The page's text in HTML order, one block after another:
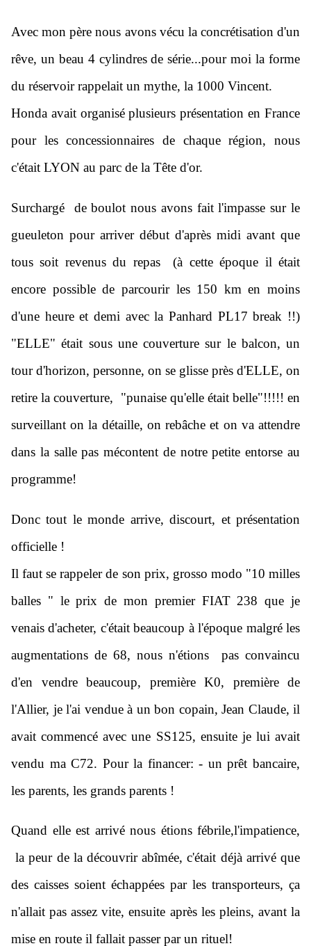
Avec mon père nous avons vécu la concrétisation d'un
rêve, un beau 4 cylindres de série...pour moi la forme
du réservoir rappelait un mythe, la 1000 Vincent.
Honda avait organisé plusieurs présentation en France
pour les concessionnaires de chaque région, nous
c'était LYON au parc de la Tête d'or.
Surchargé de boulot nous avons fait l'impasse sur le
gueuleton pour arriver début d'après midi avant que
tous soit revenus du repas (à cette époque il était
encore possible de parcourir les 150 km en moins
d'une heure et demi avec la Panhard PL17 break !!)
"ELLE" était sous une couverture sur le balcon, un
tour d'horizon, personne, on se glisse près d'ELLE, on
retire la couverture, "punaise qu'elle était belle"!!!!! en
surveillant on la détaille, on rebâche et on va attendre
dans la salle pas mécontent de notre petite entorse au
programme!
Donc tout le monde arrive, discourt, et présentation
officielle !
Il faut se rappeler de son prix, grosso modo "10 milles
balles " le prix de mon premier FIAT 238 que je
venais d'acheter, c'était beaucoup à l'époque malgré les
augmentations de 68, nous n'étions pas convaincu
d'en vendre beaucoup, première K0, première de
l'Allier, je l'ai vendue à un bon copain, Jean Claude, il
avait commencé avec une SS125, ensuite je lui avait
vendu ma C72. Pour la financer: - un prêt bancaire,
les parents, les grands parents !
Quand elle est arrivé nous étions fébrile,l'impatience,
la peur de la découvrir abîmée, c'était déjà arrivé que
des caisses soient échappées par les transporteurs, ça
n'allait pas assez vite, ensuite après les pleins, avant la
mise en route il fallait passer par un rituel!